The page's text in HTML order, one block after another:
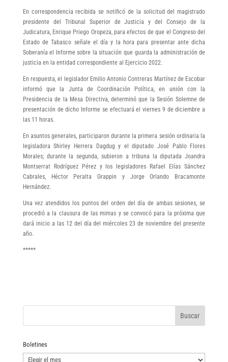
En correspondencia recibida se notificó de la solicitud del magistrado
presidente del Tribunal Superior de Justicia y del Consejo de la
Judicatura, Enrique Priego Oropeza, para efectos de que el Congreso del
Estado de Tabasco señale el día y la hora para presentar ante dicha
Soberanía el Informe sobre la situación que guarda la administración de
justicia en la entidad correspondiente al Ejercicio 2022.
En respuesta, el legislador Emilio Antonio Contreras Martínez de Escobar
informó que la Junta de Coordinación Política, en unión con la
Presidencia de la Mesa Directiva, determinó que la Sesión Solemne de
presentación de dicho Informe se efectuará el viernes 9 de diciembre a
las 11 horas.
En asuntos generales, participaron durante la primera sesión ordinaria la
legisladora Shirley Herrera Dagdug y el diputado José Pablo Flores
Morales; durante la segunda, subieron a tribuna la diputada Joandra
Montserrat Rodríguez Pérez y los legisladores Rafael Elías Sánchez
Cabrales, Héctor Peralta Grappin y Jorge Orlando Bracamonte
Hernández.
Una vez atendidos los puntos del orden del día de ambas sesiones, se
procedió a la clausura de las mimas y se convocó para la próxima que
dará inicio a las 12 del día del miércoles 23 de noviembre del presente
año.
*****
Boletines
Boletines